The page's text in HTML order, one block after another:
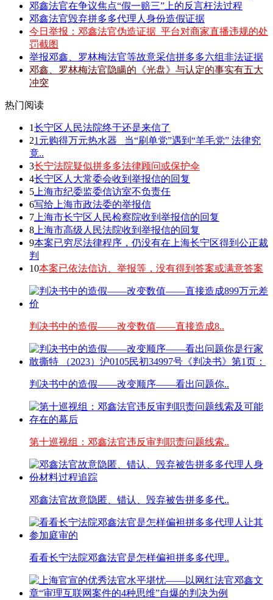
邓鑫法官在争议焦点“假一赔三”上的反言枉法过程
邓鑫法官毁弃拼多多代理人身份造假证据
今日举报：邓鑫法官伪造证据_平台对商家直播违规的处
罚截图
举报邓鑫、罗林梅法官等故意采信拼多多六组非法证据
邓鑫、罗林梅法官隐瞒的《光盘》与认定的事实有五大
冲突
热门阅读
1长宁区人民法院终于还是来信了
21元购得万元热水器 _当“刷单党”遇到“羊毛党” 法律究
竟..
3长宁法院疑似拼多多法律顾问或保护伞
4长宁区人大常委会收到举报信的回复
5 上海市纪委监委信访室不负责任
6写给上海市政法委的举报信
7 上海市长宁区人民检察院收到举报信的回复
8 上海市高级人民法院收到举报信的回复
9本案已穷尽法律程序，仍没有在上海长宁区得到公正裁
判
10本案已依法信访、举报等，没有得到答案或满意答案
判决书中的造假——改变数值——直接造成8..
判决书中的造假——改变顺序——看出问题你..
第十巡视组：邓鑫法官违反审判职责问题线索..
邓鑫法官故意隐匿、错认、毁弃被告拼多多代..
看看长宁法院邓鑫法官是怎样偏袒拼多多代理..